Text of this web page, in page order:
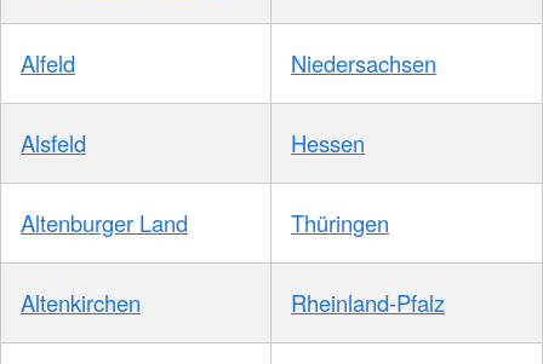
Alfeld Niedersachsen
Alsfeld Hessen
Altenburger Land Thüringen
Altenkirchen Rheinland-Pfalz